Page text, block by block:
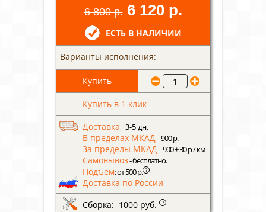
6 800 р. 6 120 р.
ЕСТЬ В НАЛИЧИИ
Варианты исполнения:
Купить в 1 клик
Доставка, 3-5 дн.
В пределах МКАД- 900 р.
За пределы МКАД- 900 + 30 р / км
Самовывоз- бесплатно.
Подъем: от 500 р. ?
Доставка по России
Сборка: 1000 руб.
?